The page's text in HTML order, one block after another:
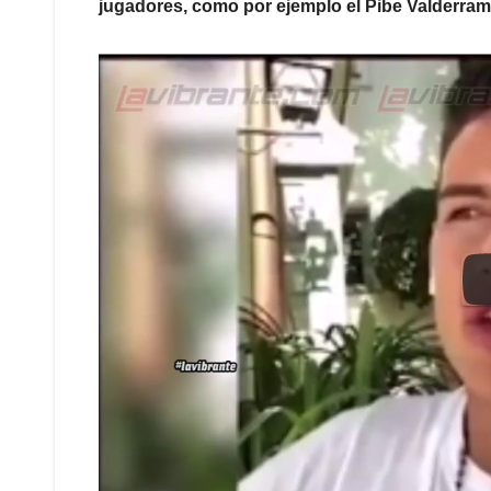
jugadores, como por ejemplo el Pibe